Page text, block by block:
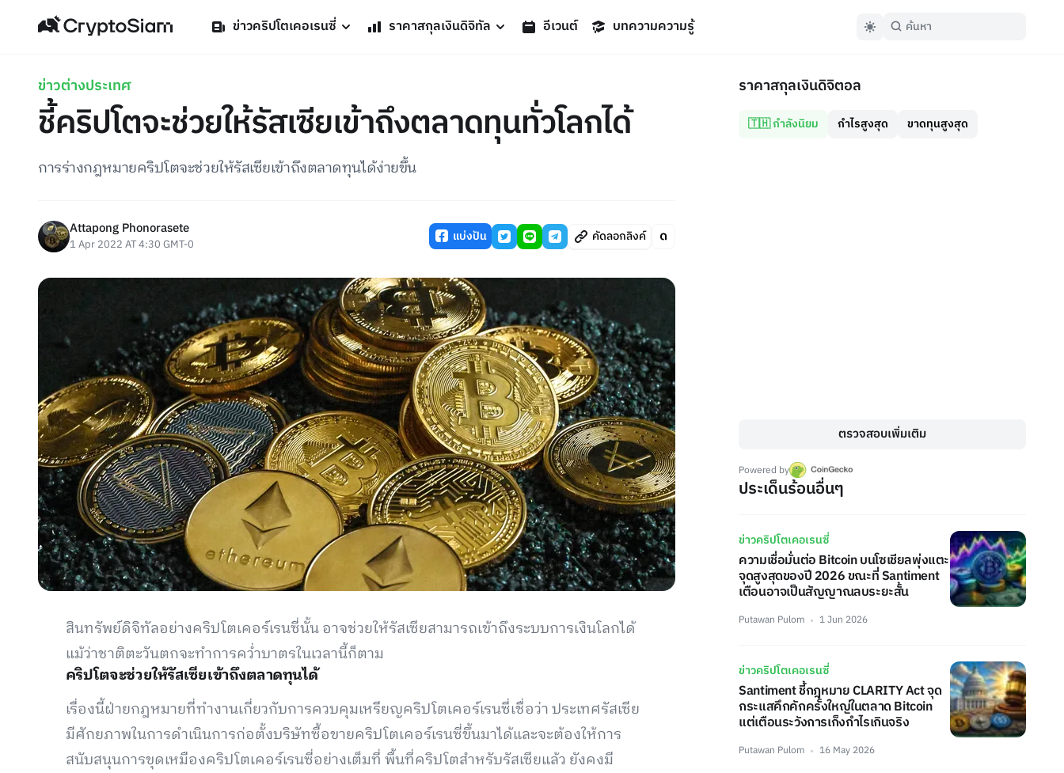
ข่าวคริปโตเคอเรนซี่ ราคาสกุลเงินดิจิทัล อีเวนต์ บทความความรู้
ข่าวต่างประเทศ
ชี้คริปโตจะช่วยให้รัสเซียเข้าถึงตลาดทุนทั่วโลกได้
การร่างกฎหมายคริปโตจะช่วยให้รัสเซียเข้าถึงตลาดทุนได้ง่ายขึ้น
Attapong Phonorasete
1 Apr 2022 AT 4:30 GMT-0 แบ่งปัน คัดลอกลิงค์
สินทรัพย์ดิจิทัลอย่างคริปโตเคอร์เรนซี่นั้น อาจช่วยให้รัสเซียสามารถเข้าถึงระบบการเงินโลกได้
แม้ว่าชาติตะวันตกจะทำการคว่ำบาตรในเวลานี้ก็ตาม
คริปโตจะช่วยให้รัสเซียเข้าถึงตลาดทุนได้
เรื่องนี้ฝ่ายกฎหมายที่ทำงานเกี่ยวกับการควบคุมเหรียญคริปโตเคอร์เรนซี่เชื่อว่า ประเทศรัสเซีย
มีศักยภาพในการดำเนินการก่อตั้งบริษัทซื้อขายคริปโตเคอร์เรนซี่ขึ้นมาได้และจะต้องให้การ
สนับสนุนการขุดเหมืองคริปโตเคอร์เรนซี่อย่างเต็มที่ พื้นที่คริปโตสำหรับรัสเซียแล้ว ยังคงมี
ราคาสกุลเงินดิจิตอล
🇹🇭 กำลังนิยม กำไรสูงสุด ขาดทุนสูงสุด
ตรวจสอบเพิ่มเติม
Powered by
ประเด็นร้อนอื่นๆ
ข่าวคริปโตเคอเรนซี่
ความเชื่อมั่นต่อ Bitcoin บนโซเชียลพุ่งแตะ
จุดสูงสุดของปี 2026 ขณะที่ Santiment
เตือนอาจเป็นสัญญาณลบระยะสั้น
Putawan Pulom 1 Jun 2026
ข่าวคริปโตเคอเรนซี่
Santiment ชี้กฎหมาย CLARITY Act จุด
กระแสคึกคักครั้งใหญ่ในตลาด Bitcoin
แต่เตือนระวังการเก็งกำไรเกินจริง
Putawan Pulom 16 May 2026